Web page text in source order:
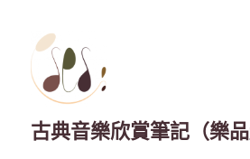
古典音樂欣賞筆記（樂品